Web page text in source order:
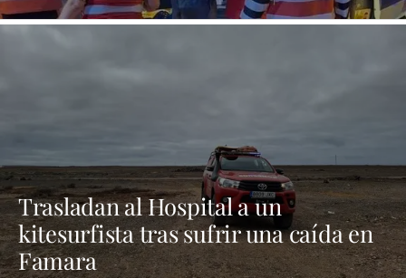
Trasladan al Hospital a un
kitesurfista tras sufrir una caída en
Famara